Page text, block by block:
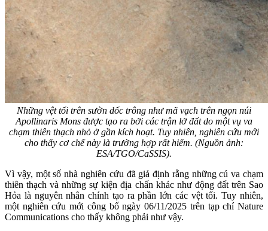
Những vệt tối trên sườn dốc trông như mã vạch trên ngọn núi
Apollinaris Mons được tạo ra bởi các trận lở đất do một vụ va
chạm thiên thạch nhỏ ở gần kích hoạt. Tuy nhiên, nghiên cứu mới
cho thấy cơ chế này là trường hợp rất hiếm. (Nguồn ảnh:
ESA/TGO/CaSSIS).
Vì vậy, một số nhà nghiên cứu đã giả định rằng những cú va chạm
thiên thạch và những sự kiện địa chấn khác như động đất trên Sao
Hỏa là nguyên nhân chính tạo ra phần lớn các vệt tối. Tuy nhiên,
một nghiên cứu mới công bố ngày 06/11/2025 trên tạp chí Nature
Communications cho thấy không phải như vậy.